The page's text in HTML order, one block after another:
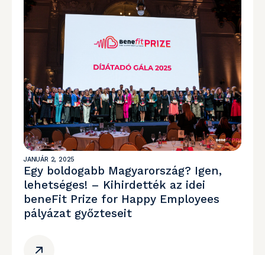
JANUÁR 2, 2025
Egy boldogabb Magyarország? Igen,
lehetséges! – Kihirdették az idei
beneFit Prize for Happy Employees
pályázat győzteseit